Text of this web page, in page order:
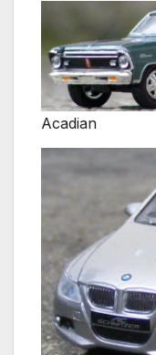
Acadian